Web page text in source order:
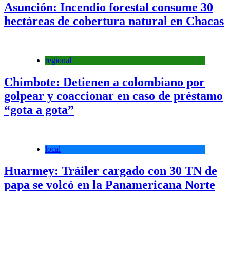
Asunción: Incendio forestal consume 30
hectáreas de cobertura natural en Chacas
regional
Chimbote: Detienen a colombiano por
golpear y coaccionar en caso de préstamo
“gota a gota”
local
Huarmey: Tráiler cargado con 30 TN de
papa se volcó en la Panamericana Norte